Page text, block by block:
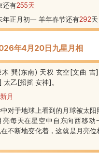
还有255天
年正月初一 羊年春节还有292天
年4月20日九星月相
木 巽(东南) 天权 玄空[文曲 吉
太乙[招摇 安神] 。
月
对于地球上看到的月球被太阳
亮每天在星空中自东向西移动
不断地变化着，这就是月亮位